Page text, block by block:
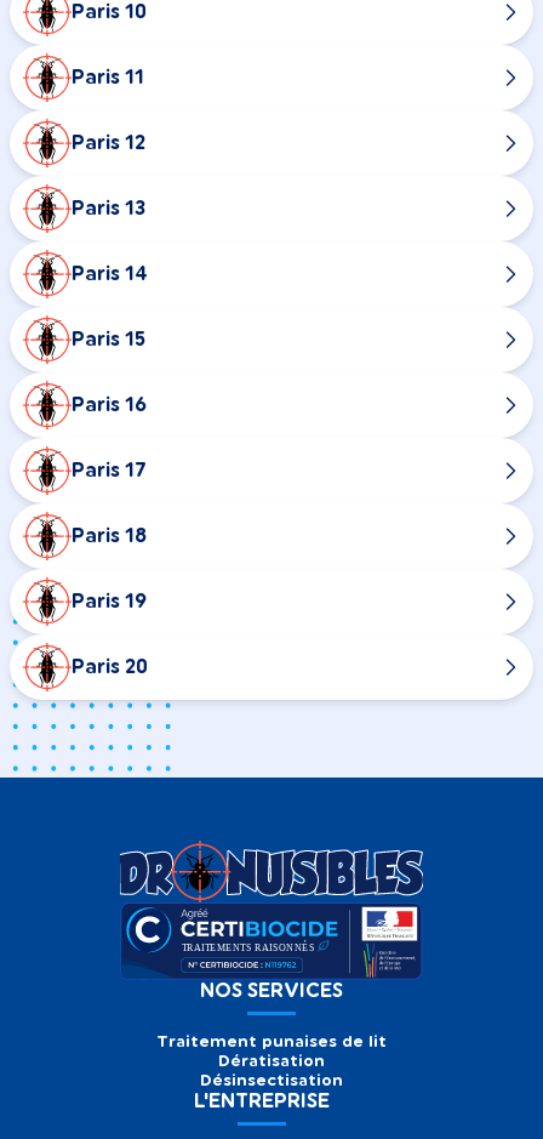
Paris 10
Paris 11
Paris 12
Paris 13
Paris 14
Paris 15
Paris 16
Paris 17
Paris 18
Paris 19
Paris 20
NOS SERVICES
Traitement punaises de lit
Dératisation
Désinsectisation
L'ENTREPRISE